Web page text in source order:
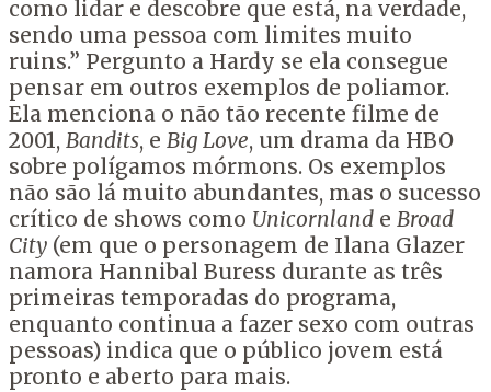
como lidar e descobre que está, na verdade,
sendo uma pessoa com limites muito
ruins.” Pergunto a Hardy se ela consegue
pensar em outros exemplos de poliamor.
Ela menciona o não tão recente filme de
2001, Bandits, e Big Love, um drama da HBO
sobre polígamos mórmons. Os exemplos
não são lá muito abundantes, mas o sucesso
crítico de shows como Unicornland e Broad
City (em que o personagem de Ilana Glazer
namora Hannibal Buress durante as três
primeiras temporadas do programa,
enquanto continua a fazer sexo com outras
pessoas) indica que o público jovem está
pronto e aberto para mais.